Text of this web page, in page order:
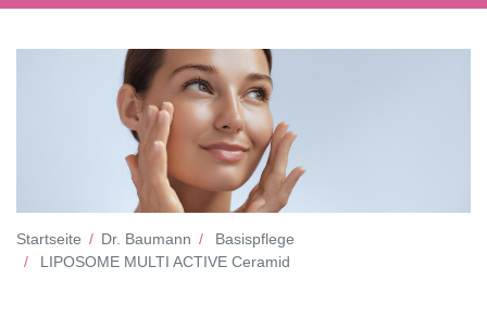
Startseite Dr. Baumann
Basispflege
LIPOSOME MULTI ACTIVE Ceramid